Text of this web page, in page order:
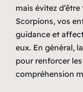
mais évitez
Scorpions, vos
guidance et
eux. En général,
pour renforcer
compréhension